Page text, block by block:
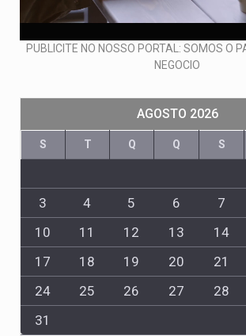
PUBLICITE NO NOSSO PORTAL: SOMOS O
NEGOCIO
AGOSTO 2026
S T Q Q S
3
4 5 6 7
10
11 12 13 14
17
18 19 20 21
24
25 26 27 28
31